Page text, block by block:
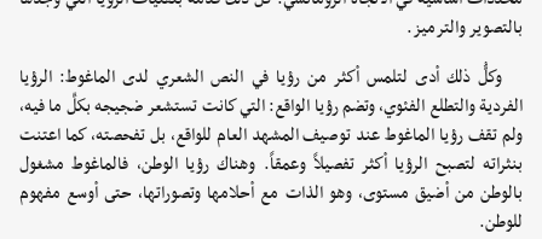
بالتصوير والترميز.
وكلُّ ذلك أدى لتلمس أكثر من رؤيا في النص الشعري لدى الماغوط: الرؤيا
الفردية والتطلع الفئوي، وتضم رؤيا الواقع: التي كانت تستشعر ضجيجه بكلِّ ما فيه،
ولم تقف رؤيا الماغوط عند توصيف المشهد العام للواقع، بل تفحصته، كما اعتنت
بنثراته لتصبح الرؤيا أكثر تفصيلاً وعمقاً. وهناك رؤيا الوطن، فالماغوط مشغول
بالوطن من أضيق مستوى، وهو الذات مع أحلامها وتصوراتها، حتى أوسع مفهوم
للوطن.